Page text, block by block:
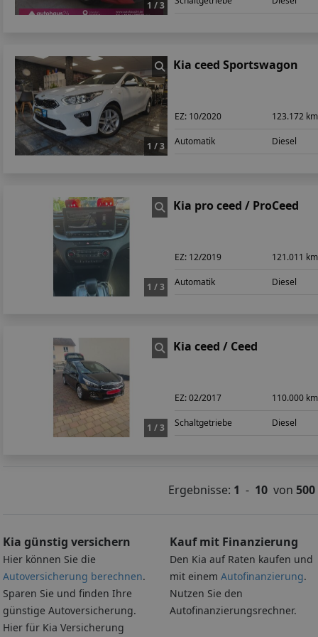
1 / 3
1 / 3
Kia ceed Sportswagon
EZ: 10/2020 123.172 km
Automatik Diesel
1 / 3
Kia pro ceed / ProCeed
EZ: 12/2019 121.011 km
Automatik Diesel
1 / 3
Kia ceed / Ceed
EZ:02/2017 110.000 km
Schaltgetriebe Diesel
Ergebnisse: 1 - 10von 500
Kia günstig versichern
Hier können Sie die
Autoversicherung berechnen.
Sparen Sie und finden Ihre
günstige Autoversicherung.
Hier für Kia Versicherung
Kauf mit Finanzierung
Den Kia auf Raten kaufen und
mit einem Autofinanzierung.
Nutzen Sie den
Autofinanzierungsrechner.